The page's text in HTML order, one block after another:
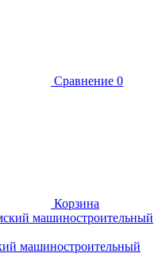
Сравнение 0
Корзина
машиностроительный